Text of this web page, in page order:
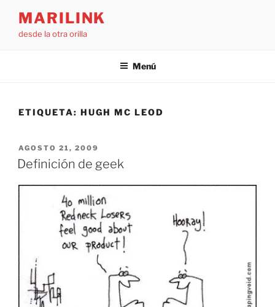
contenido
MARILINK
desde la otra orilla
Menú
ETIQUETA: HUGH MC LEOD
PUBLICADO
EL
AGOSTO 21, 2009
Definición de geek